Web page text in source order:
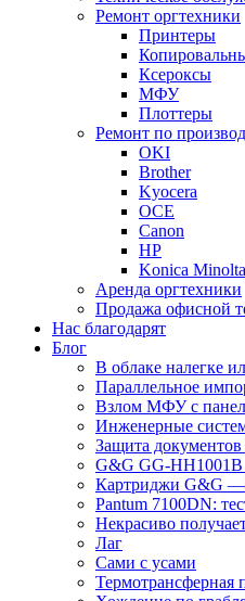
Ремонт оргтехники
Принтеры
Ксероксы
МФУ
Плоттеры
Ремонт по
OKI
Brother
Kyocera
OCE
Canon
HP
Konica Minolta
Аренда оргтехники
Продажа офисной
Нас благодарят
Блог
В облаке налегке
Параллельное
Взлом МФУ с
Инженерные
Защита документов
G&G GG-
Картриджи G&G —
Pantum 7100DN:
Некрасиво
Лаг
Сами с усами
Термотрансферная